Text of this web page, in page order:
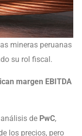
mineras peruanas
su rol fiscal.
margen EBITDA
de PwC,
los precios, pero